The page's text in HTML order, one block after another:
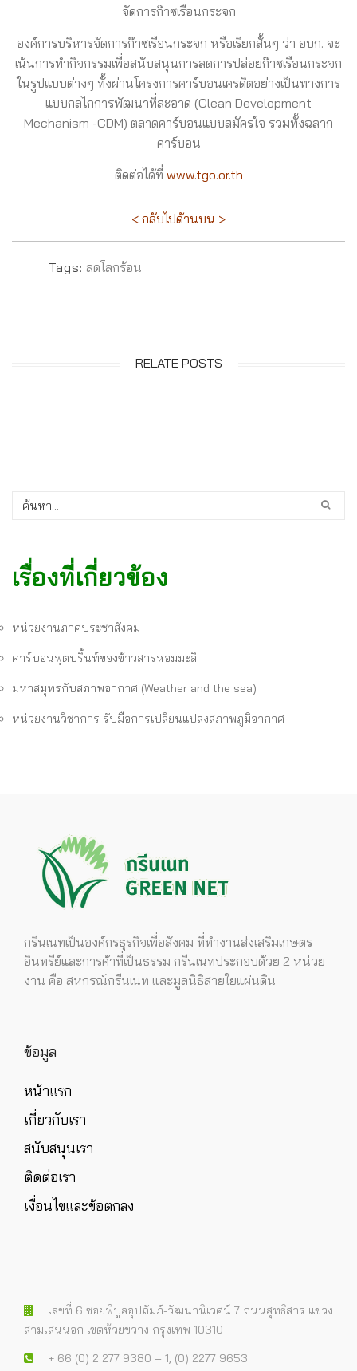
จัดการก๊าซเรือนกระจก
องค์การบริหารจัดการก๊าซเรือนกระจก หรือเรียกสั้นๆ ว่า อบก. จะ
เน้นการทำกิจกรรมเพื่อสนับสนุนการลดการปล่อยก๊าซเรือนกระจก
ในรูปแบบต่างๆ ทั้งผ่านโครงการคาร์บอนเครดิตอย่างเป็นทางการ
แบบกลไกการพัฒนาที่สะอาด (Clean Development
Mechanism -CDM) ตลาดคาร์บอนแบบสมัครใจ รวมทั้งฉลาก
คาร์บอน
ติดต่อได้ที่ www.tgo.or.th
< กลับไปด้านบน >
Tags: ลดโลกร้อน
RELATE POSTS
เรื่องที่เกี่ยวข้อง
หน่วยงานภาคประชาสังคม
คาร์บอนฟุตปริ้นท์ของข้าวสารหอมมะลิ
มหาสมุทรกับสภาพอากาศ (Weather and the sea)
หน่วยงานวิชาการ รับมือการเปลี่ยนแปลงสภาพภูมิอากาศ
กรีนเนทเป็นองค์กรธุรกิจเพื่อสังคม ที่ทำงานส่งเสริมเกษตร
อินทรีย์และการค้าที่เป็นธรรม กรีนเนทประกอบด้วย 2 หน่วย
งาน คือ สหกรณ์กรีนเนท และมูลนิธิสายใยแผ่นดิน
ข้อมูล
หน้าแรก
เกี่ยวกับเรา
สนับสนุนเรา
ติดต่อเรา
เงื่อนไขและข้อตกลง
เลขที่ 6 ซอยพิบูลอุปถัมภ์-วัฒนานิเวศน์ 7 ถนนสุทธิสาร แขวง
สามเสนนอก เขตห้วยขวาง กรุงเทพ 10310
+ 66 (0) 2 277 9380 – 1, (0) 2277 9653